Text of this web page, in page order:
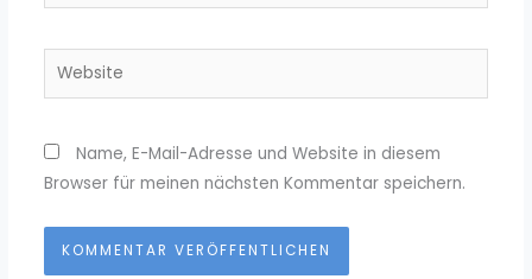
Website
Name, E-Mail-Adresse und Website in diesem
Browser für meinen nächsten Kommentar speichern.